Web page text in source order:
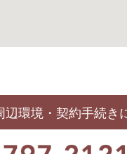
辺環境・契約手続き